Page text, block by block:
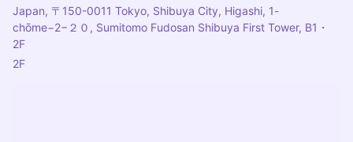
Japan, 〒150-0011 Tokyo, Shibuya City, Higashi, 1-
chōme−2−２０, Sumitomo Fudosan Shibuya First Tower, B1・
2F
2F